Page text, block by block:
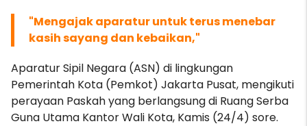
"Mengajak aparatur untuk terus menebar
kasih sayang dan kebaikan,"
Aparatur Sipil Negara (ASN) di lingkungan
Pemerintah Kota (Pemkot) Jakarta Pusat, mengikuti
perayaan Paskah yang berlangsung di Ruang Serba
Guna Utama Kantor Wali Kota, Kamis (24/4) sore.